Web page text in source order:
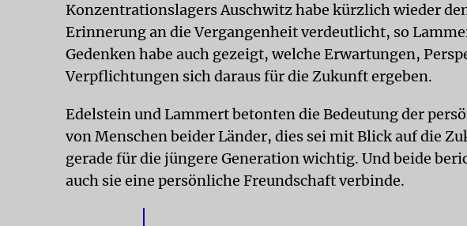
Konzentrationslagers Auschwitz habe kürzlich wieder
Erinnerung an die Vergangenheit verdeutlicht, so
Gedenken habe auch gezeigt, welche Erwartungen,
Verpflichtungen sich daraus für die Zukunft ergeben.
Edelstein und Lammert betonten die Bedeutung der
von Menschen beider Länder, dies sei mit Blick auf die
gerade für die jüngere Generation wichtig. Und beide
auch sie eine persönliche Freundschaft verbinde.